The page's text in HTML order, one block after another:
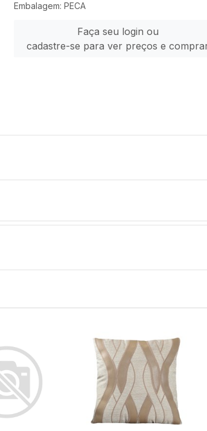
Embalagem: PECA
Faça seu login ou
cadastre-se para ver preços e